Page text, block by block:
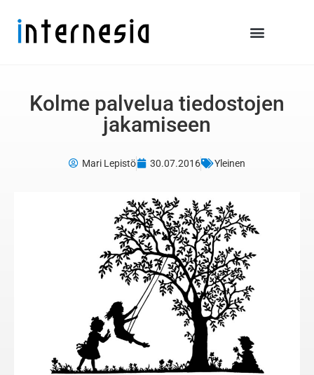
Kolme palvelua tiedostojen
jakamiseen
Mari Lepistö 30.07.2016 Yleinen